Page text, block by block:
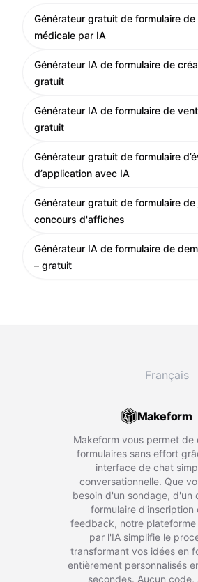
Générateur gratuit de formulaire
médicale par IA
Générateur IA de formulaire de
gratuit
Générateur IA de formulaire de
gratuit
Générateur gratuit de formulaire
d’application avec IA
Générateur gratuit de formulaire
concours d'affiches
Générateur IA de formulaire de
– gratuit
Makeform
Makeform vous permet de
formulaires sans effort
interface de chat
conversationnelle. Que
besoin d'un sondage, d'un
formulaire d'inscription
feedback, notre plateforme
par l'IA simplifie le
transformant vos idées en
entièrement personnalisés
secondes. Aucun code,